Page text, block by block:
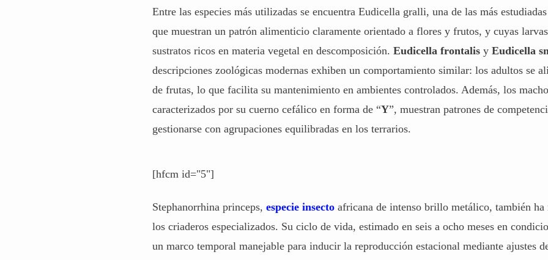
Entre las especies más utilizadas se encuentra Eudicella gralli, una de las más
que muestran un patrón alimenticio claramente orientado a flores y frutos, y cuyas
sustratos ricos en materia vegetal en descomposición. Eudicella frontalis y Eudicella
descripciones zoológicas modernas exhiben un comportamiento similar: los adultos se
de frutas, lo que facilita su mantenimiento en ambientes controlados. Además, los
caracterizados por su cuerno cefálico en forma de “Y”, muestran patrones de
gestionarse con agrupaciones equilibradas en los terrarios.
[hfcm id="5"]
Stephanorrhina princeps, especie insecto africana de intenso brillo metálico, también
los criaderos especializados. Su ciclo de vida, estimado en seis a ocho meses en
un marco temporal manejable para inducir la reproducción estacional mediante ajustes